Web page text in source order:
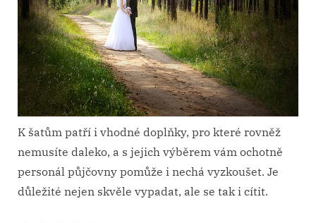
K šatům patří i vhodné doplňky, pro které rovněž
nemusíte daleko, a s jejich výběrem vám ochotně
personál půjčovny pomůže i nechá vyzkoušet. Je
důležité nejen skvěle vypadat, ale se tak i cítit.